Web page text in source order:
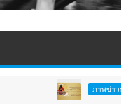
ภาพข่าวประชาสัมพันธ์